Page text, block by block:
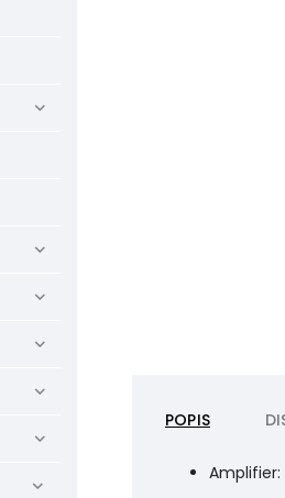
POPIS
Amplifier: